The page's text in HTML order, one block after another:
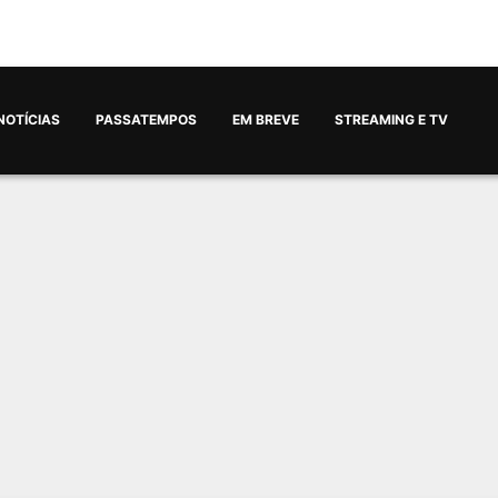
PASSATEMPOS EM BREVE STREAMING E TV